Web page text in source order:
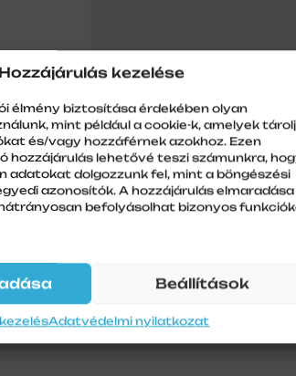
Hozzájárulás kezelése
élmény biztosítása érdekében olyan
mint például a cookie-k, amelyek
és/vagy hozzáférnek azokhoz. Ezen
hozzájárulás lehetővé teszi számunkra,
adatokat dolgozzunk fel, mint a böngészési
azonosítók. A hozzájárulás elmaradása
befolyásolhat bizonyos
Beállítások
Adatvédelmi nyilatkozat